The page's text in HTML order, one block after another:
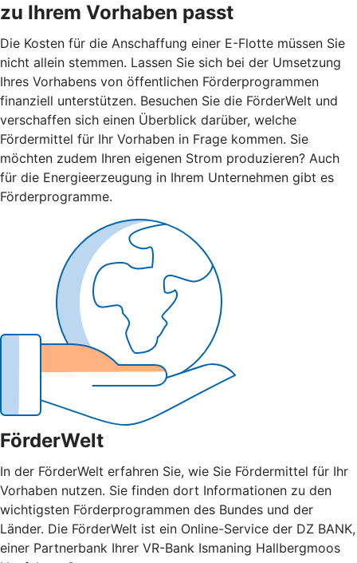
zu Ihrem Vorhaben passt
Die Kosten für die Anschaffung einer E-Flotte müssen Sie
nicht allein stemmen. Lassen Sie sich bei der Umsetzung
Ihres Vorhabens von öffentlichen Förderprogrammen
finanziell unterstützen. Besuchen Sie die FörderWelt und
verschaffen sich einen Überblick darüber, welche
Fördermittel für Ihr Vorhaben in Frage kommen. Sie
möchten zudem Ihren eigenen Strom produzieren? Auch
für die Energieerzeugung in Ihrem Unternehmen gibt es
Förderprogramme.
FörderWelt
In der FörderWelt erfahren Sie, wie Sie Fördermittel für Ihr
Vorhaben nutzen. Sie finden dort Informationen zu den
wichtigsten Förderprogrammen des Bundes und der
Länder. Die FörderWelt ist ein Online-Service der DZ BANK,
einer Partnerbank Ihrer VR-Bank Ismaning Hallbergmoos